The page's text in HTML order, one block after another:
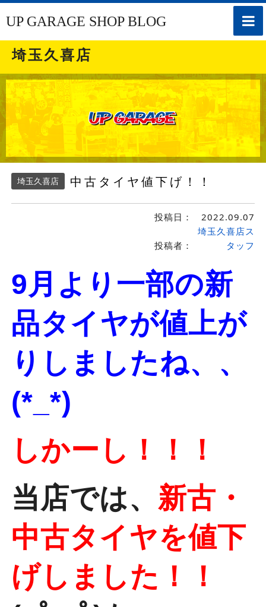
toggle
UP GARAGE SHOP BLOG
埼玉久喜店
埼玉久喜店 中古タイヤ値下げ！！
投稿日： 2022.09.07
投稿者：
埼玉久喜店ス
タッフ
9月より一部の新
品タイヤが値上が
りしましたね、、
(*_*)
しかーし！！！
当店では、 新古・
中古タイヤを値下
げしました！！